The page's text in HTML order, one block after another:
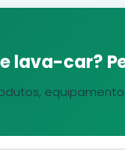
lava-car?